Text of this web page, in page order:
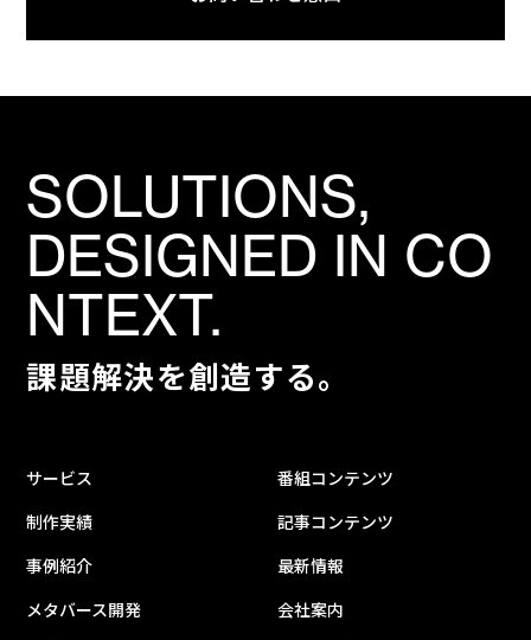
SOLUTIONS,
DESIGNED IN CO
NTEXT.
課題解決を創造する。
サービス
制作実績
事例紹介
メタバース開発
番組コンテンツ
記事コンテンツ
最新情報
会社案内